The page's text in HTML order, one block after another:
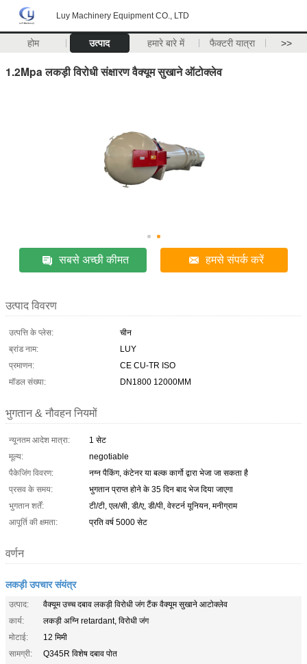
Luy Machinery Equipment CO., LTD
होम उत्पाद हमारे बारे में फैक्टरी यात्रा >>
1.2Mpa लकड़ी विरोधी संक्षारण वैक्यूम सुखाने ऑटोक्लेव
सबसे अच्छी कीमत हमसे संपर्क करें
उत्पाद विवरण
उत्पत्ति के प्लेस:
चीन
ब्रांड नाम:
LUY
प्रमाणन:
CE CU-TR ISO
मॉडल संख्या:
DN1800 12000MM
भुगतान & नौवहन नियमों
न्यूनतम आदेश मात्रा:
1 सेट
मूल्य:
negotiable
पैकेजिंग विवरण:
नग्न पैकिंग, कंटेनर या बल्क कार्गो द्वारा भेजा जा सकता है
प्रसव के समय:
भुगतान प्राप्त होने के 35 दिन बाद भेज दिया जाएगा
भुगतान शर्तें:
टी/टी, एल/सी, डी/ए, डी/पी, वेस्टर्न यूनियन, मनीग्राम
आपूर्ति की क्षमता:
प्रति वर्ष 5000 सेट
वर्णन
लकड़ी उपचार संयंत्र
उत्पाद:
वैक्यूम उच्च दबाव लकड़ी विरोधी जंग टैंक वैक्यूम सुखाने आटोक्लेव
कार्य:
लकड़ी अग्नि retardant, विरोधी जंग
मोटाई:
12 मिमी
सामग्री:
Q345R विशेष दबाव पोत